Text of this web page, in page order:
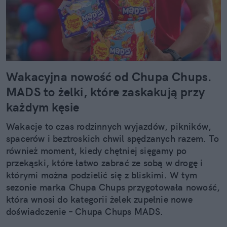
Wakacyjna nowość od Chupa Chups.
MADS to żelki, które zaskakują przy
każdym kęsie
Wakacje to czas rodzinnych wyjazdów, pikników,
spacerów i beztroskich chwil spędzanych razem. To
również moment, kiedy chętniej sięgamy po
przekąski, które łatwo zabrać ze sobą w drogę i
którymi można podzielić się z bliskimi. W tym
sezonie marka Chupa Chups przygotowała nowość,
która wnosi do kategorii żelek zupełnie nowe
doświadczenie – Chupa Chups MADS.